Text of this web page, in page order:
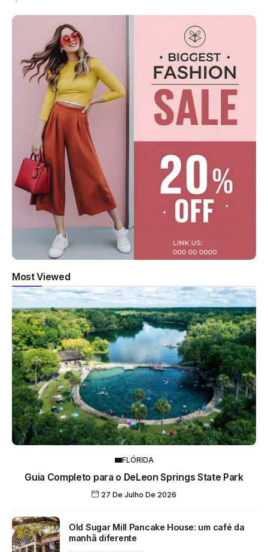
Most Viewed
FLÓRIDA
Guia Completo para o DeLeon Springs State Park
27 De Julho De 2026
Old Sugar Mill Pancake House: um café da
manhã diferente